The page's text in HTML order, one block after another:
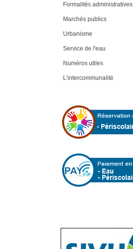
Formalités administratives
Marchés publics
Urbanisme
Service de l'eau
Numéros utiles
L'intercommunalité